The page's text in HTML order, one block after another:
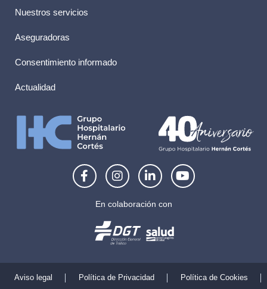
Nuestros servicios
Aseguradoras
Consentimiento informado
Actualidad
F
a
-
f
I
n
t
g
r
m
L
i
k
d
i
-
i
Y
o
En colaboración con
Aviso legal Política de Privacidad Política de Cookies